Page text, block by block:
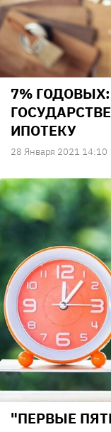
7%
ИПОТЕКУ
28 Января 2021 14:10
"ПЕРВЫЕ